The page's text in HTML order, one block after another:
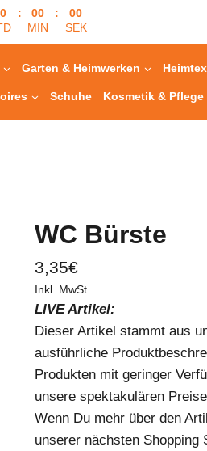
:
00
MIN
:
00
SEK
Garten & Heimwerken
Schuhe Kosmetik & Pflege
WC Bürste
3,35€
Inkl. MwSt.
LIVE Artikel:
Dieser Artikel stammt aus
ausführliche
Produkten mit geringer
unsere spektakulären
Wenn Du mehr über den
unserer nächsten